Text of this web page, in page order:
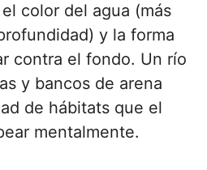
color del agua (más
y la forma
contra el fondo. Un río
y bancos de arena
de hábitats que el
mentalmente.